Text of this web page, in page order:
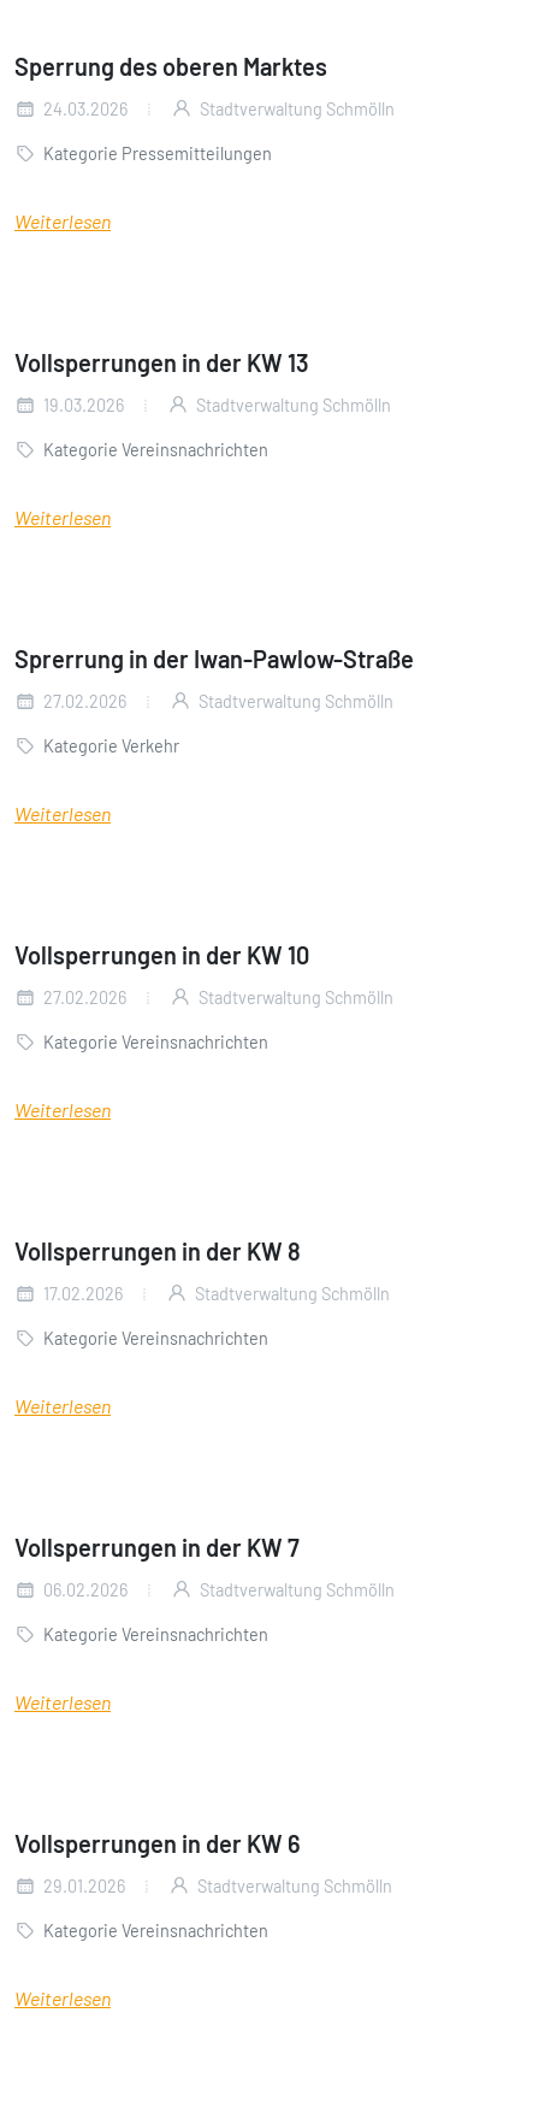
Sperrung des oberen Marktes
24.03.2026 Stadtverwaltung Schmölln
Kategorie Pressemitteilungen
Weiterlesen
Vollsperrungen in der KW 13
19.03.2026 Stadtverwaltung Schmölln
Kategorie Vereinsnachrichten
Weiterlesen
Sprerrung in der Iwan-Pawlow-Straße
27.02.2026 Stadtverwaltung Schmölln
Kategorie Verkehr
Weiterlesen
Vollsperrungen in der KW 10
27.02.2026 Stadtverwaltung Schmölln
Kategorie Vereinsnachrichten
Weiterlesen
Vollsperrungen in der KW 8
17.02.2026 Stadtverwaltung Schmölln
Kategorie Vereinsnachrichten
Weiterlesen
Vollsperrungen in der KW 7
06.02.2026 Stadtverwaltung Schmölln
Kategorie Vereinsnachrichten
Weiterlesen
Vollsperrungen in der KW 6
29.01.2026 Stadtverwaltung Schmölln
Kategorie Vereinsnachrichten
Weiterlesen